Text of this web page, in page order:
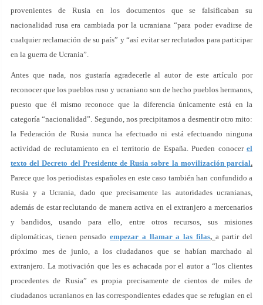
provenientes de Rusia en los documentos que se falsificaban su
nacionalidad rusa era cambiada por la ucraniana “para poder evadirse de
cualquier reclamación de su país” y “así evitar ser reclutados para participar
en la guerra de Ucrania”.
Antes que nada, nos gustaría agradecerle al autor de este artículo por
reconocer que los pueblos ruso y ucraniano son de hecho pueblos hermanos,
puesto que él mismo reconoce que la diferencia únicamente está en la
categoría “nacionalidad”. Segundo, nos precipitamos a desmentir otro mito:
la Federación de Rusia nunca ha efectuado ni está efectuando ninguna
actividad de reclutamiento en el territorio de España. Pueden conocer el
texto del Decreto del Presidente de Rusia sobre la movilización parcial.
Parece que los periodistas españoles en este caso también han confundido a
Rusia y a Ucrania, dado que precisamente las autoridades ucranianas,
además de estar reclutando de manera activa en el extranjero a mercenarios
y bandidos, usando para ello, entre otros recursos, sus misiones
diplomáticas, tienen pensadoempezar a llamar a las filas, a partir del
próximo mes de junio, a los ciudadanos que se habían marchado al
extranjero. La motivación que les es achacada por el autor a “los clientes
procedentes de Rusia” es propia precisamente de cientos de miles de
ciudadanos ucranianos en las correspondientes edades que se refugian en el